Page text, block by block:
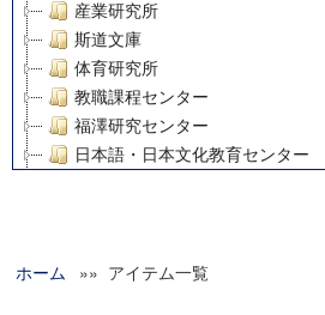
産業研究所
斯道文庫
体育研究所
教職課程センター
福澤研究センター
日本語・日本文化教育センター
グローバルリサーチインスティテ
ホーム »» アイテム一覧